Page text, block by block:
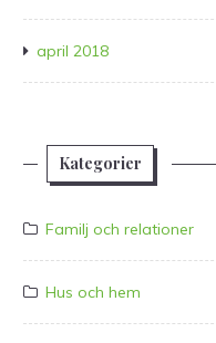
april 2018
Kategorier
Familj och relationer
Hus och hem